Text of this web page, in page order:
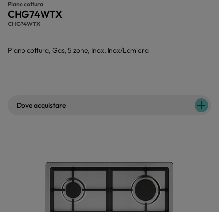
Piano cottura
CHG74WTX
CHG74WTX
Piano cottura, Gas, 5 zone, Inox, Inox/Lamiera
Dove acquistare